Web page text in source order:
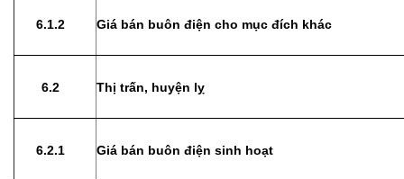
6.1.2 Giá bán buôn điện cho mục đích khác
6.2 Thị trấn, huyện lỵ
6.2.1 Giá bán buôn điện sinh hoạt